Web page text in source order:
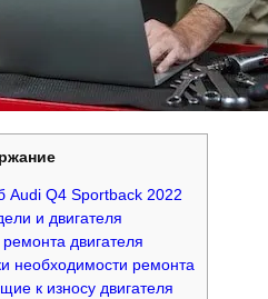
Q4 Sportback 2022
и двигателя
двигателя
необходимости ремонта
к износу двигателя